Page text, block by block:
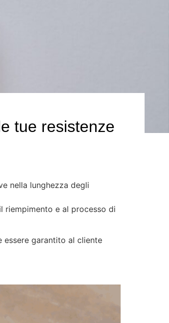
tue resistenze
nella lunghezza degli
riempimento e al processo di
essere garantito al cliente